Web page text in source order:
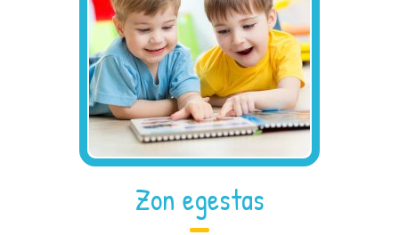
Zon egestas